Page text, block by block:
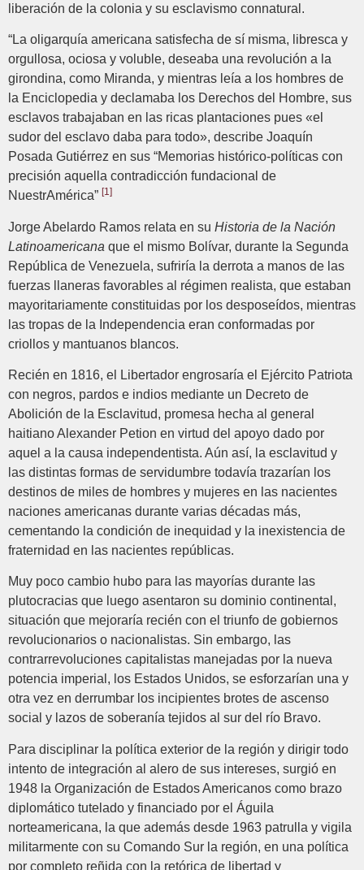
liberación de la colonia y su esclavismo connatural.
“La oligarquía americana satisfecha de sí misma, libresca y
orgullosa, ociosa y voluble, deseaba una revolución a la
girondina, como Miranda, y mientras leía a los hombres de
la Enciclopedia y declamaba los Derechos del Hombre, sus
esclavos trabajaban en las ricas plantaciones pues «el
sudor del esclavo daba para todo», describe Joaquín
Posada Gutiérrez en sus “Memorias histórico-políticas con
precisión aquella contradicción fundacional de
NuestrAmérica” [1]
Jorge Abelardo Ramos relata en su Historia de la Nación
Latinoamericana que el mismo Bolívar, durante la Segunda
República de Venezuela, sufriría la derrota a manos de las
fuerzas llaneras favorables al régimen realista, que estaban
mayoritariamente constituidas por los desposeídos, mientras
las tropas de la Independencia eran conformadas por
criollos y mantuanos blancos.
Recién en 1816, el Libertador engrosaría el Ejército Patriota
con negros, pardos e indios mediante un Decreto de
Abolición de la Esclavitud, promesa hecha al general
haitiano Alexander Petion en virtud del apoyo dado por
aquel a la causa independentista. Aún así, la esclavitud y
las distintas formas de servidumbre todavía trazarían los
destinos de miles de hombres y mujeres en las nacientes
naciones americanas durante varias décadas más,
cementando la condición de inequidad y la inexistencia de
fraternidad en las nacientes repúblicas.
Muy poco cambio hubo para las mayorías durante las
plutocracias que luego asentaron su dominio continental,
situación que mejoraría recién con el triunfo de gobiernos
revolucionarios o nacionalistas. Sin embargo, las
contrarrevoluciones capitalistas manejadas por la nueva
potencia imperial, los Estados Unidos, se esforzarían una y
otra vez en derrumbar los incipientes brotes de ascenso
social y lazos de soberanía tejidos al sur del río Bravo.
Para disciplinar la política exterior de la región y dirigir todo
intento de integración al alero de sus intereses, surgió en
1948 la Organización de Estados Americanos como brazo
diplomático tutelado y financiado por el Águila
norteamericana, la que además desde 1963 patrulla y vigila
militarmente con su Comando Sur la región, en una política
por completo reñida con la retórica de libertad y